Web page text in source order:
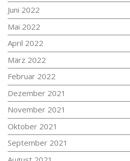
Juni 2022
Mai 2022
April 2022
März 2022
Februar 2022
Dezember 2021
November 2021
Oktober 2021
September 2021